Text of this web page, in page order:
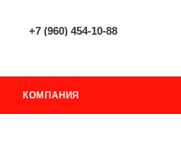
+7 (960) 454-10-88
КОМПАНИЯ